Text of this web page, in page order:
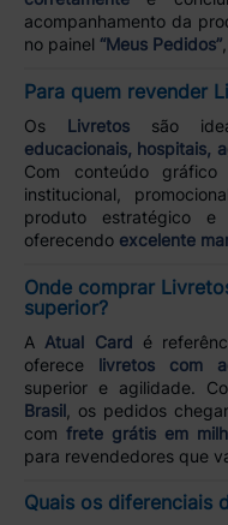
acompanhamento da
no painel “Meus Pedidos”
Para quem revender
Os Livretossão
educacionais, hospitais,
Com conteúdo
institucional,
produto estratégico
oferecendo excelente
Onde comprar
superior?
A Atual Card é
oferece livretos com
superior e agilidade.
Brasil, os pedidos
com frete grátis em
para revendedores que
Quais os diferenciais